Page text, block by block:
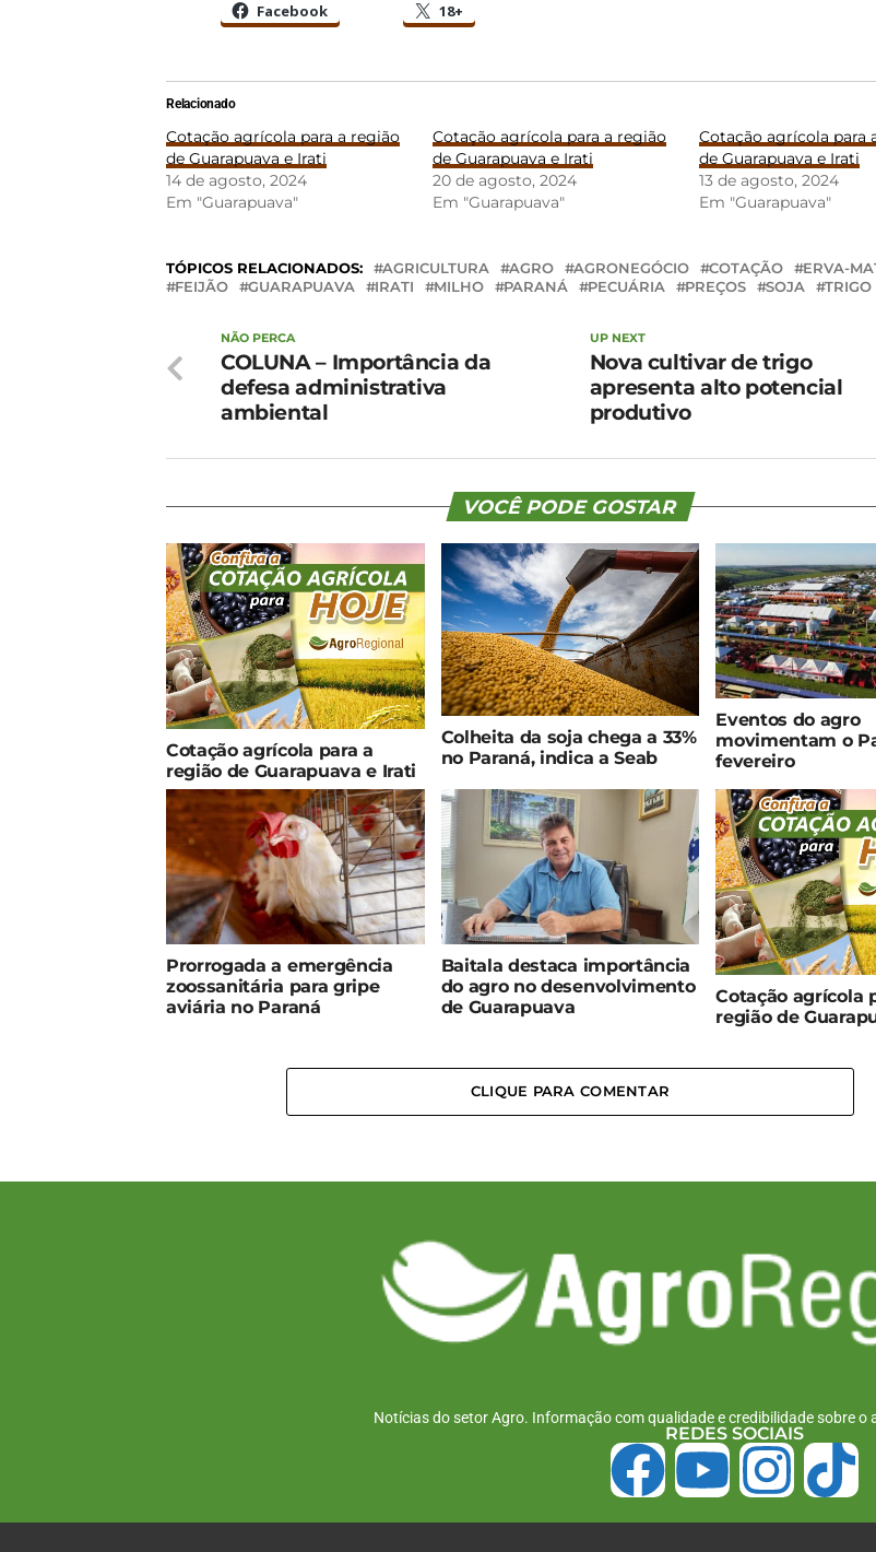
Facebook 18+
Relacionado
Cotação agrícola para a região
de Guarapuava e Irati
14 de agosto, 2024
Em "Guarapuava"
Cotação agrícola para a região
de Guarapuava e Irati
20 de agosto, 2024
Em "Guarapuava"
Cotação agrícola para
de Guarapuava e Irati
13 de agosto, 2024
Em "Guarapuava"
TÓPICOS RELACIONADOS: AGRICULTURA AGRO AGRONEGÓCIO COTAÇÃO
ERVA-
FEIJÃO
GUARAPUAVA IRATI MILHO PARANÁ PECUÁRIA PREÇOS SOJA TRIGO
UP NEXT
Nova cultivar de trigo
apresenta alto potencial
produtivo
NÃO PERCA
COLUNA – Importância da
defesa administrativa
ambiental
VOCÊ PODE GOSTAR
Cotação agrícola para a
região de Guarapuava e Irati
Colheita da soja chega a 33%
no Paraná, indica a Seab
Eventos do agro
movimentam o
fevereiro
Prorrogada a emergência
zoossanitária para gripe
aviária no Paraná
Baitala destaca importância
do agro no desenvolvimento
de Guarapuava
Cotação agrícola
região de
CLIQUE PARA COMENTAR
Notícias do setor Agro. Informação com qualidade e credibilidade sobre o
REDES SOCIAIS